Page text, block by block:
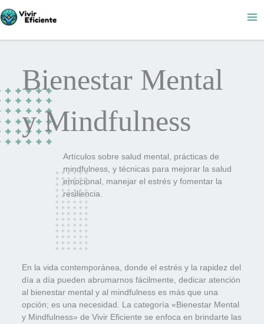
al
Bienestar Mental
y Mindfulness
Artículos sobre salud mental, prácticas de
mindfulness, y técnicas para mejorar la salud
emocional, manejar el estrés y fomentar la
resiliencia.
En la vida contemporánea, donde el estrés y la rapidez del
día a día pueden abrumarnos fácilmente, dedicar atención
al bienestar mental y al mindfulness es más que una
opción; es una necesidad. La categoría «Bienestar Mental
y Mindfulness» de Vivir Eficiente se enfoca en brindarte las